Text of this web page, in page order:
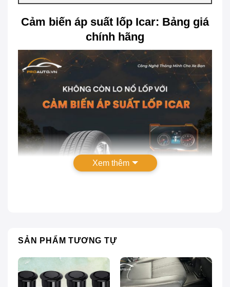
Cảm biến áp suất lốp Icar: Bảng giá
chính hãng
Cảm biến áp suất lốp là thiết bị giúp theo dõi tình
Xem thêm
SẢN PHẨM TƯƠNG TỰ